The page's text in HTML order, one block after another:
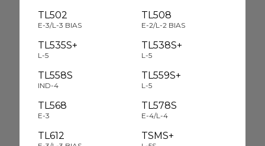
TL502
E-3/L-3 BIAS
TL508
E-2/L-2 BIAS
TL535S+
L-5
TL538S+
L-5
TL558S
IND-4
TL559S+
L-5
TL568
E-3
TL578S
E-4/L-4
TL612 TSMS+